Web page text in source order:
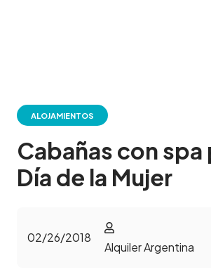
ALOJAMIENTOS
Cabañas con spa
Día de la Mujer
02/26/2018
Alquiler Argentina